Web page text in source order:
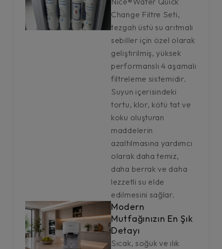
Change Filtre Seti,
tezgah üstü su arıtmalı
sebiller için özel olarak
geliştirilmiş, yüksek
performanslı 4 aşamalı
filtreleme sistemidir.
Suyun içerisindeki
tortu, klor, kötü tat ve
koku oluşturan
maddelerin
azaltılmasına yardımcı
olarak daha temiz,
daha berrak ve daha
lezzetli su elde
edilmesini sağlar.
Modern
Mutfağınızın En Şık
Detayı
Sıcak, soğuk ve ılık